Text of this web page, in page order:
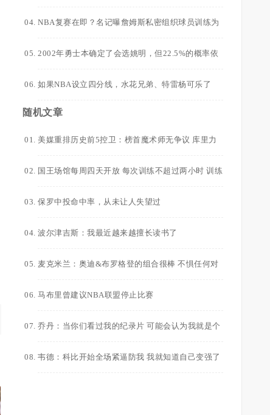
人也在
NBA复赛在即？名记曝詹姆斯私密组织球员训练为
夺冠做准备
2002年勇士本确定了会选姚明，但22.5%的概率依
然没有得到状元签！
如果NBA设立四分线，水花兄弟、特雷杨可乐了
随机文章
美媒重排历史前5控卫：榜首魔术师无争议 库里力
压保罗上榜
国王场馆每周四天开放 每次训练不超过两小时 训练
之间都要消毒
保罗中投命中率，从未让人失望过
波尔津吉斯：我最近越来越擅长读书了
麦克米兰：奥迪&布罗格登的组合很棒 不惧任何对
手
马布里曾建议NBA联盟停止比赛
乔丹：当你们看过我的纪录片 可能会认为我就是个
坏蛋
韦德：科比开始全场紧逼防我 我就知道自己变强了